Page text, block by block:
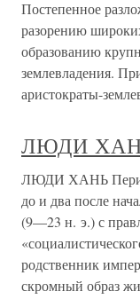
Постепенное
разорению
образованию
землевладения.
аристократы-
ЛЮДИ
ЛЮДИ ХАНЬ
до и два после
(9—23 н. э.) с
родственник
скромный образ